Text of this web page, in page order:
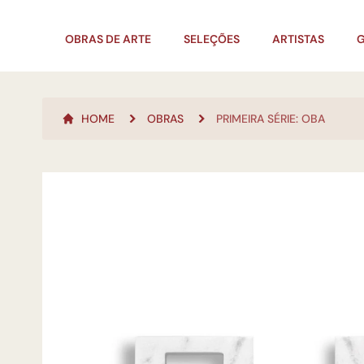
OBRAS DE ARTE SELEÇÕES ARTISTAS
HOME OBRAS PRIMEIRA SÉRIE: OBA